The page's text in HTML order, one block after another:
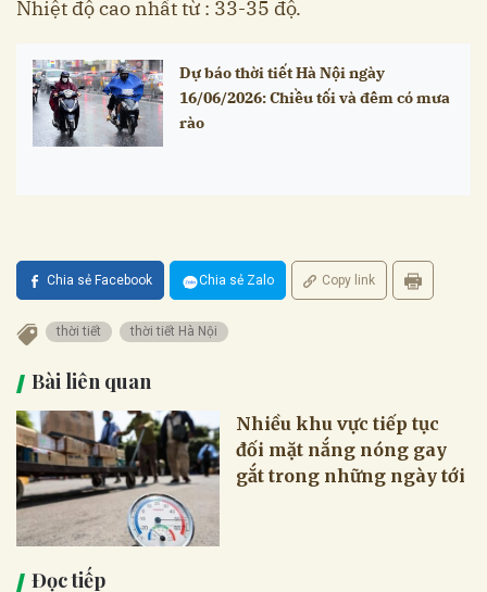
Nhiệt độ cao nhất từ : 33-35 độ.
Dự báo thời tiết Hà Nội ngày
16/06/2026: Chiều tối và đêm có mưa
rào
Chia sẻ Facebook Chia sẻ Zalo Copy link
thời tiết thời tiết Hà Nội
Bài liên quan
Nhiều khu vực tiếp tục
đối mặt nắng nóng gay
gắt trong những ngày tới
Đọc tiếp